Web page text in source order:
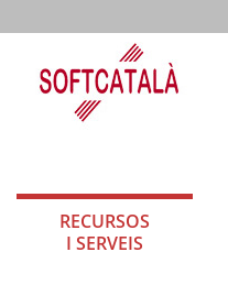
RECURSOS
I SERVEIS